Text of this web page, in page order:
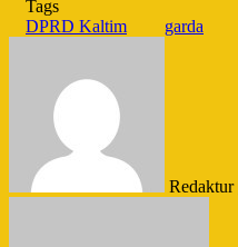
Tags
DPRD Kaltim
garda
Redaktur